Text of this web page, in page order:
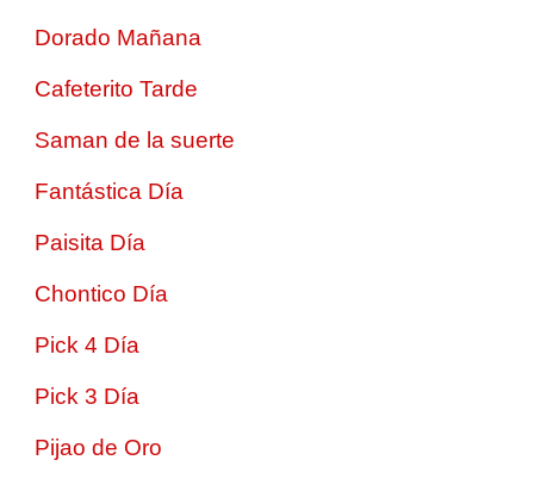
Dorado Mañana
Cafeterito Tarde
Saman de la suerte
Fantástica Día
Paisita Día
Chontico Día
Pick 4 Día
Pick 3 Día
Pijao de Oro